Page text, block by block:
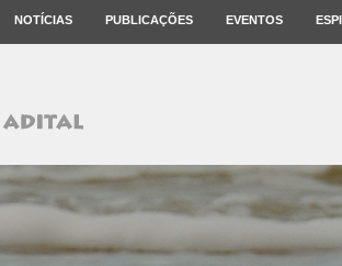
NOTÍCIAS PUBLICAÇÕES EVENTOS